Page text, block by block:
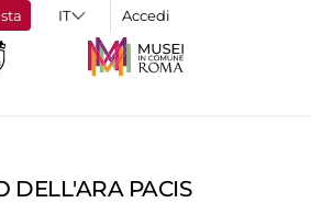
Accedi
DELL'ARA PACIS